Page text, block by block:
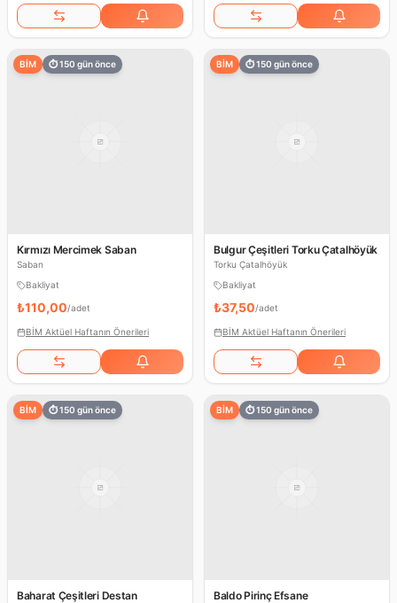
BİM ⏱150 gün önce
Kırmızı Mercimek Saban
Saban
Bakliyat
₺110,00/adet
BİM Aktüel Haftanın Önerileri
BİM ⏱150 gün önce
Bulgur Çeşitleri Torku Çatalhöyük
Torku Çatalhöyük
Bakliyat
₺37,50/adet
BİM Aktüel Haftanın Önerileri
BİM ⏱150 gün önce
Baharat Çeşitleri Destan
BİM ⏱150 gün önce
Baldo Pirinç Efsane